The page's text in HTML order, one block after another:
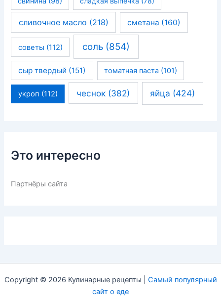
сливочное масло (218) сметана (160)
советы (112) соль(854)
сыр твердый (151) томатная паста (101)
укроп (112) чеснок (382) яйца (424)
Это интересно
Партнёры сайта
Copyright © 2026 Кулинарные рецепты | Самый популярный
сайт о еде